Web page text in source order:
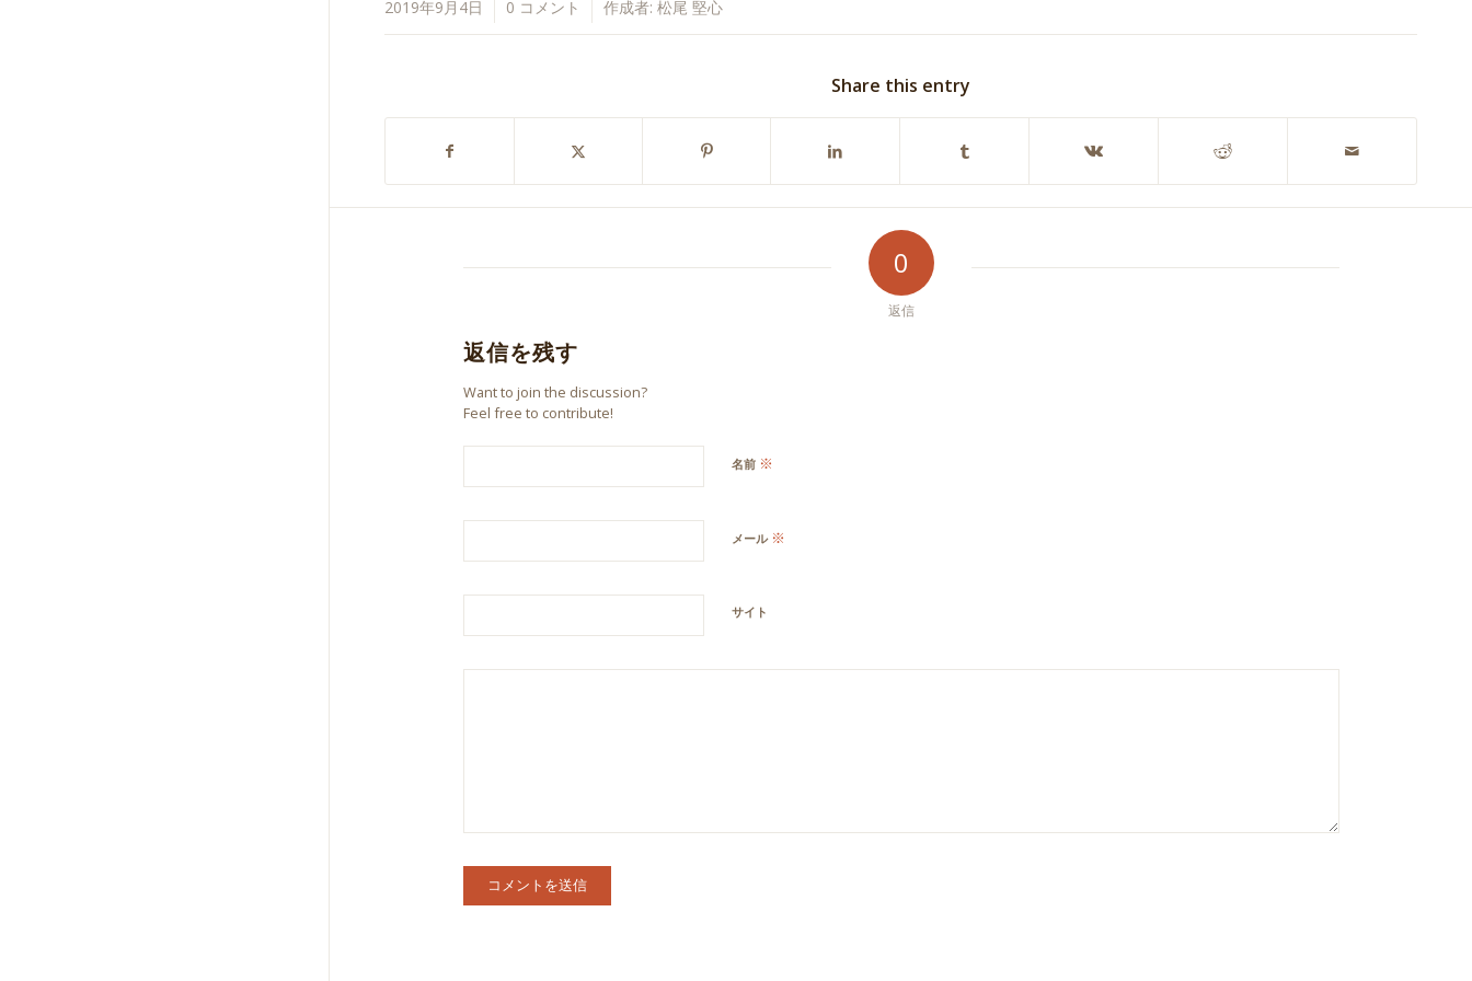
2019年9月4日 0 コメント
/ 作成者: 松尾 堅心
Share this entry
0
返信
返信を残す
Want to join the discussion?
Feel free to contribute!
名前 ※
メール ※
サイト